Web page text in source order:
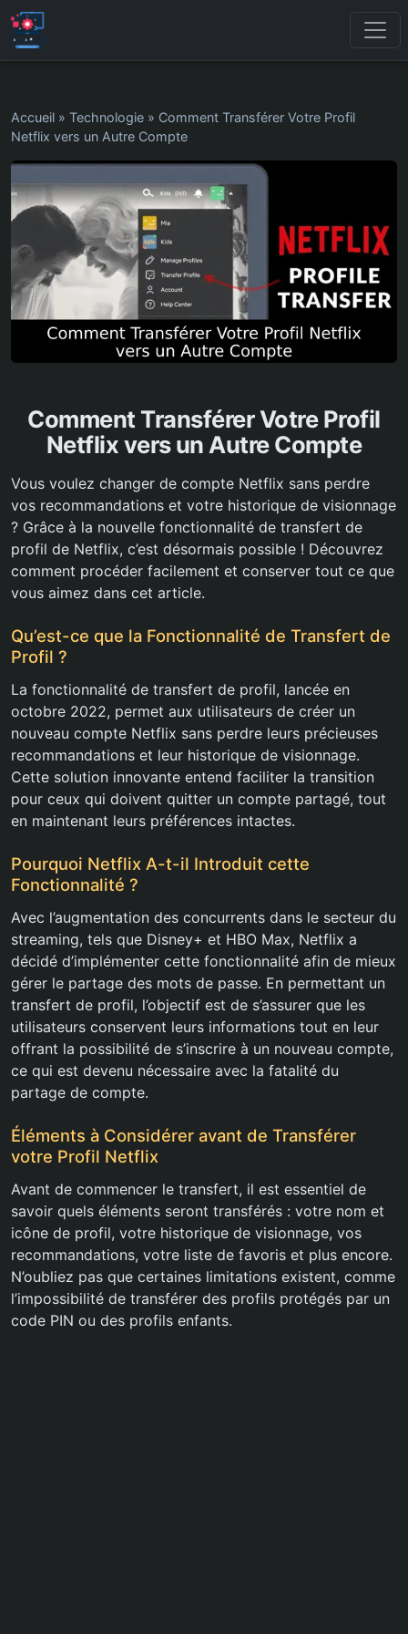
Accueil » Technologie » Comment Transférer Votre Profil
Netflix vers un Autre Compte
Comment Transférer Votre Profil
Netflix vers un Autre Compte
Vous voulez changer de compte Netflix sans perdre
vos recommandations et votre historique de visionnage
? Grâce à la nouvelle fonctionnalité de transfert de
profil de Netflix, c’est désormais possible ! Découvrez
comment procéder facilement et conserver tout ce que
vous aimez dans cet article.
Qu’est-ce que la Fonctionnalité de Transfert de
Profil ?
La fonctionnalité de transfert de profil, lancée en
octobre 2022, permet aux utilisateurs de créer un
nouveau compte Netflix sans perdre leurs précieuses
recommandations et leur historique de visionnage.
Cette solution innovante entend faciliter la transition
pour ceux qui doivent quitter un compte partagé, tout
en maintenant leurs préférences intactes.
Pourquoi Netflix A-t-il Introduit cette
Fonctionnalité ?
Avec l’augmentation des concurrents dans le secteur du
streaming, tels que Disney+ et HBO Max, Netflix a
décidé d’implémenter cette fonctionnalité afin de mieux
gérer le partage des mots de passe. En permettant un
transfert de profil, l’objectif est de s’assurer que les
utilisateurs conservent leurs informations tout en leur
offrant la possibilité de s’inscrire à un nouveau compte,
ce qui est devenu nécessaire avec la fatalité du
partage de compte.
Éléments à Considérer avant de Transférer
votre Profil Netflix
Avant de commencer le transfert, il est essentiel de
savoir quels éléments seront transférés : votre nom et
icône de profil, votre historique de visionnage, vos
recommandations, votre liste de favoris et plus encore.
N’oubliez pas que certaines limitations existent, comme
l’impossibilité de transférer des profils protégés par un
code PIN ou des profils enfants.